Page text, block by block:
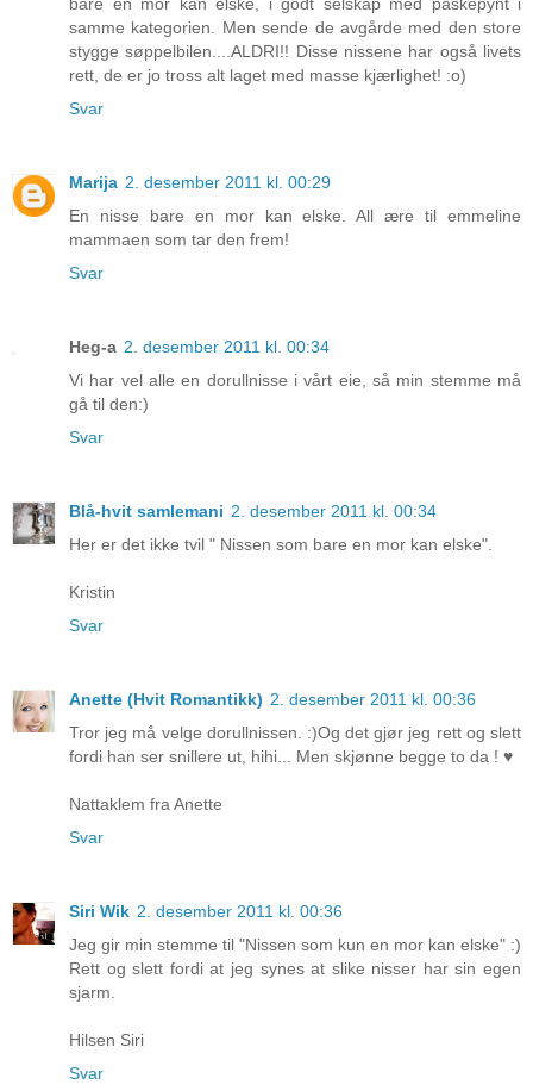
samme kategorien. Men sende de avgårde med den store
stygge søppelbilen....ALDRI!! Disse nissene har også livets
rett, de er jo tross alt laget med masse kjærlighet! :o)
Svar
Marija 2. desember 2011 kl. 00:29
En nisse bare en mor kan elske. All ære til emmeline
mammaen som tar den frem!
Svar
Heg-a 2. desember 2011 kl. 00:34
Vi har vel alle en dorullnisse i vårt eie, så min stemme må
gå til den:)
Svar
Blå-hvit samlemani 2. desember 2011 kl. 00:34
Her er det ikke tvil " Nissen som bare en mor kan elske".
Kristin
Svar
Anette (Hvit Romantikk) 2. desember 2011 kl. 00:36
Tror jeg må velge dorullnissen. :)Og det gjør jeg rett og slett
fordi han ser snillere ut, hihi... Men skjønne begge to da ! ♥
Nattaklem fra Anette
Svar
Siri Wik 2. desember 2011 kl. 00:36
Jeg gir min stemme til "Nissen som kun en mor kan elske" :)
Rett og slett fordi at jeg synes at slike nisser har sin egen
sjarm.
Hilsen Siri
Svar